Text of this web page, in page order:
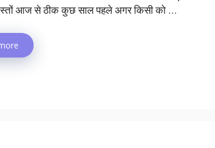
आज से ठीक कुछ साल पहले अगर किसी को …